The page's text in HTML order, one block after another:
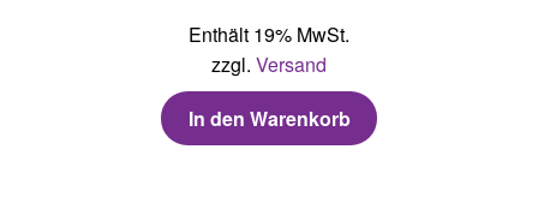
Enthält 19% MwSt.
zzgl. Versand
In den Warenkorb